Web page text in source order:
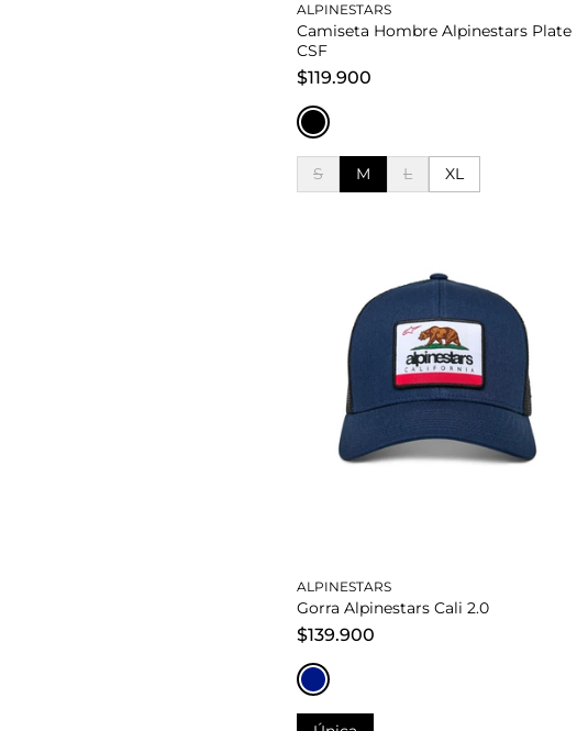
ALPINESTARS
Camiseta Hombre Alpinestars Plate
CSF
$119.900
S
M
L
XL
ALPINESTARS
Gorra Alpinestars Cali 2.0
$139.900